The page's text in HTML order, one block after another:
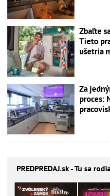
Zbaľte
Tieto
ušetria
Za
proces:
PREDPREDAJ.sk - Tu sa